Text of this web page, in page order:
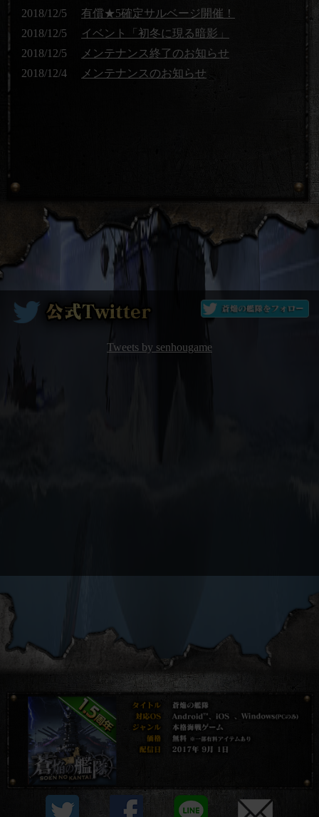
2018/12/5
有償★5確定サルベージ開催！
2018/12/5
イベント「初冬に現る暗影」
2018/12/5
メンテナンス終了のお知らせ
2018/12/4
メンテナンスのお知らせ
Tweets by senhougame
プライバシーポリシー
他社モジュール等について
資金決済法に基づく表示